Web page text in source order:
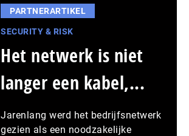
PARTNERARTIKEL
SECURITY & RISK
Het netwerk is niet
langer een kabel,...
Jarenlang werd het bedrijfsnetwerk
gezien als een noodzakelijke